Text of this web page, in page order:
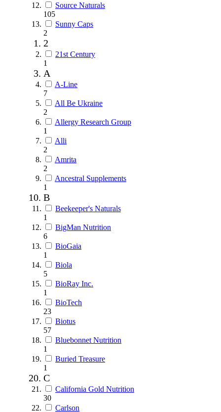
Source Naturals
105
Sunny Caps
2
2
21st Century
1
A
A-Line
7
All Be Ukraine
2
Allergy Research Group
1
Alli
2
Amrita
2
Ancestral Supplements
1
B
Beekeeper's Naturals
1
BigMan Nutrition
6
BioGaia
1
Biola
5
BioRay Inc.
1
BioTech
23
Biotus
57
Bluebonnet Nutrition
1
Buried Treasure
1
C
California Gold Nutrition
30
Carlson